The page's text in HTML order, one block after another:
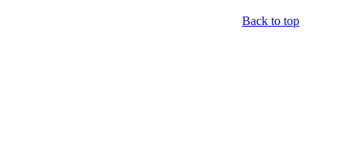
Back to top